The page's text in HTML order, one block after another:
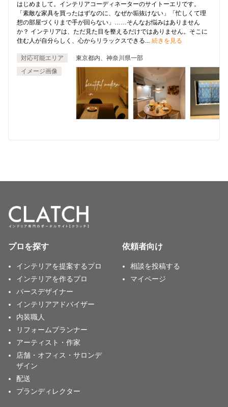
はじめまして。インテリアコーディネーターのサイトーエリです。
「素敵な家具を買ったはずなのに、なぜか垢抜けない」「忙しくて理
想の部屋づくりまで手が回らない」……そんなお悩みはありません
か？ インテリアは、ただ見た目を整えるだけではありません。そこに
住む人が自分らしく、心からリラックスできる... 続きを見る
対応可能エリア
東京都内、神奈川県一部
イメージ画像
プロを探す
インテリアを提案するプロ
インテリアを作るプロ
パースデザイナー
インテリアアドバイザー
内装職人
リフォームプランナー
アーティスト・作家
店舗・オフィス・サロンデ
ザイン
配送
プランディレクター
依頼者向け
相談を投稿する
マイページ